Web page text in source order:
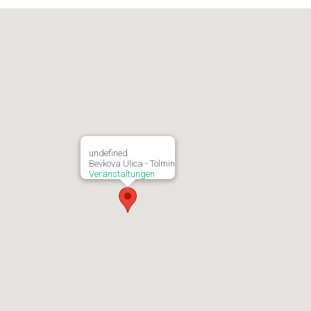
undefined
Bevkova Ulica - Tolmin
Veranstaltungen